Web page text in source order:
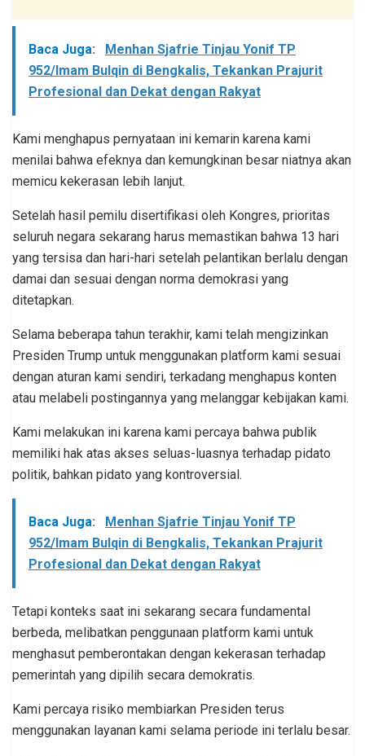
Baca Juga:
Menhan Sjafrie Tinjau Yonif TP
952/Imam Bulqin di Bengkalis, Tekankan Prajurit
Profesional dan Dekat dengan Rakyat
Kami menghapus pernyataan ini kemarin karena kami
menilai bahwa efeknya dan kemungkinan besar niatnya akan
memicu kekerasan lebih lanjut.
Setelah hasil pemilu disertifikasi oleh Kongres, prioritas
seluruh negara sekarang harus memastikan bahwa 13 hari
yang tersisa dan hari-hari setelah pelantikan berlalu dengan
damai dan sesuai dengan norma demokrasi yang
ditetapkan.
Selama beberapa tahun terakhir, kami telah mengizinkan
Presiden Trump untuk menggunakan platform kami sesuai
dengan aturan kami sendiri, terkadang menghapus konten
atau melabeli postingannya yang melanggar kebijakan kami.
Kami melakukan ini karena kami percaya bahwa publik
memiliki hak atas akses seluas-luasnya terhadap pidato
politik, bahkan pidato yang kontroversial.
Baca Juga:
Menhan Sjafrie Tinjau Yonif TP
952/Imam Bulqin di Bengkalis, Tekankan Prajurit
Profesional dan Dekat dengan Rakyat
Tetapi konteks saat ini sekarang secara fundamental
berbeda, melibatkan penggunaan platform kami untuk
menghasut pemberontakan dengan kekerasan terhadap
pemerintah yang dipilih secara demokratis.
Kami percaya risiko membiarkan Presiden terus
menggunakan layanan kami selama periode ini terlalu besar.